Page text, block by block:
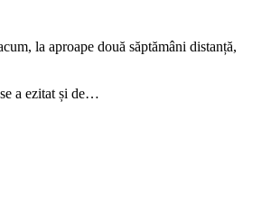
la aproape două săptămâni distanță,
a ezitat și de…